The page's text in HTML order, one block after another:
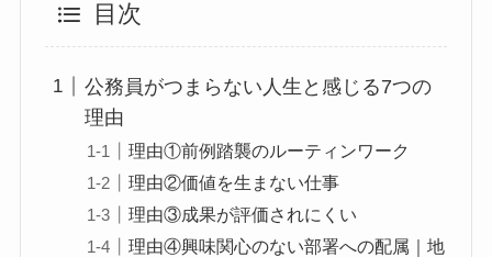
目次
公務員がつまらない人生と感じる7つの
理由
理由①前例踏襲のルーティンワーク
理由②価値を生まない仕事
理由③成果が評価されにくい
理由④興味関心のない部署への配属｜地